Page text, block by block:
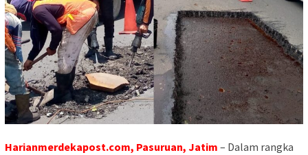
Harianmerdekapost.com, Pasuruan, Jatim – Dalam rangka